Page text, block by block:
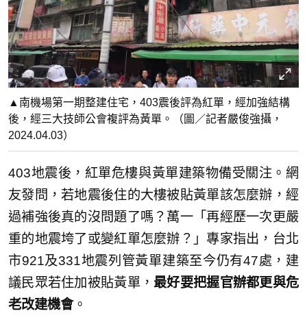
▲南機場第一期整建住宅，403震後評為紅單，經加強結構
後，經三大技師公會複評為黃單。（圖／記者嚴俊強攝，
2024.04.03）
403地震後，紅單危樓與黃單建築物備受關注。網
友發問，若地震後住的大樓被貼黃單該怎麼辦，經
過補強後真的沒問題了嗎？萬一「再經歷一次更嚴
重的地震垮了或變紅單怎麼辦？」專家指出，台北
市921及331地震列管黃單建築至今仍有47處，建
議民眾若住加被貼黃單，最好要把握官辦都更與危
老改建機會。